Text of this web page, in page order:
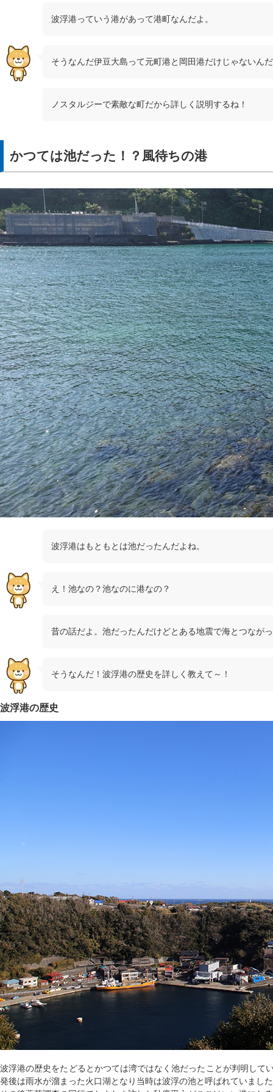
波浮港っていう港があって港町なんだよ。
そうなんだ伊豆大島って元町港と岡田港だけじゃないん
ノスタルジーで素敵な町だから詳しく説明するね！
かつては池だった！？風待ちの港
波浮港はもともとは池だったんだよね。
え！池なの？池なのに港なの？
昔の話だよ。池だったんだけどとある地震で海とつなが
そうなんだ！波浮港の歴史を詳しく教えて～！
波浮港の歴史
波浮港の歴史をたどるとかつては湾ではなく池だったことが判明し
発後は雨水が溜まった火口湖となり当時は波浮の池と呼ばれていまし